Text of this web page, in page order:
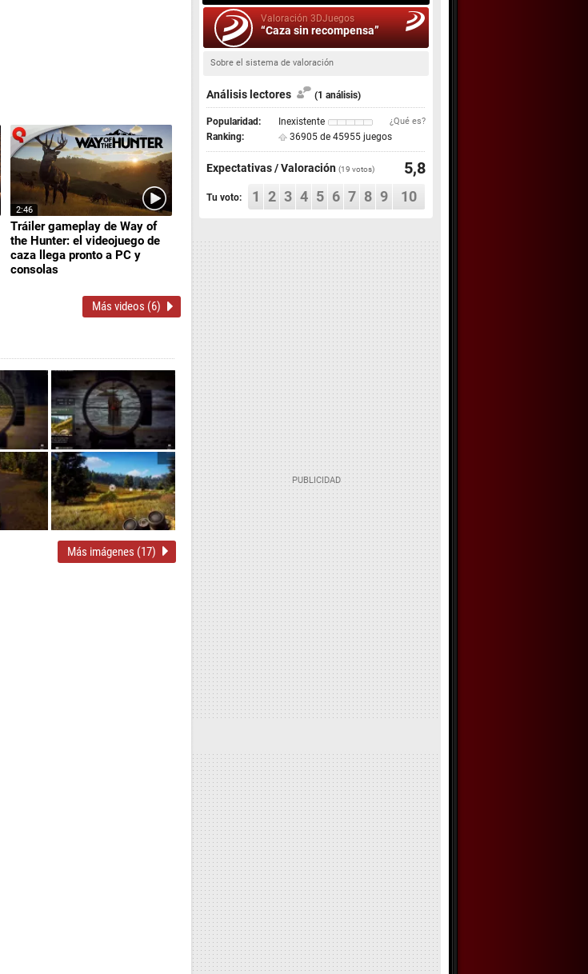
2:46
Tráiler gameplay de Way of
the Hunter: el videojuego de
caza llega pronto a PC y
consolas
Más videos (6)
Más imágenes (17)
Valoración 3DJuegos
“Caza sin recompensa”
Sobre el sistema de valoración
Análisis lectores (1 análisis)
Popularidad: Inexistente ¿Qué es?
Ranking: 36905 de 45955 juegos
Expectativas / Valoración (19 votos) 5,8
Tu voto: 1 2 3 4 5 6 7 8 9 10